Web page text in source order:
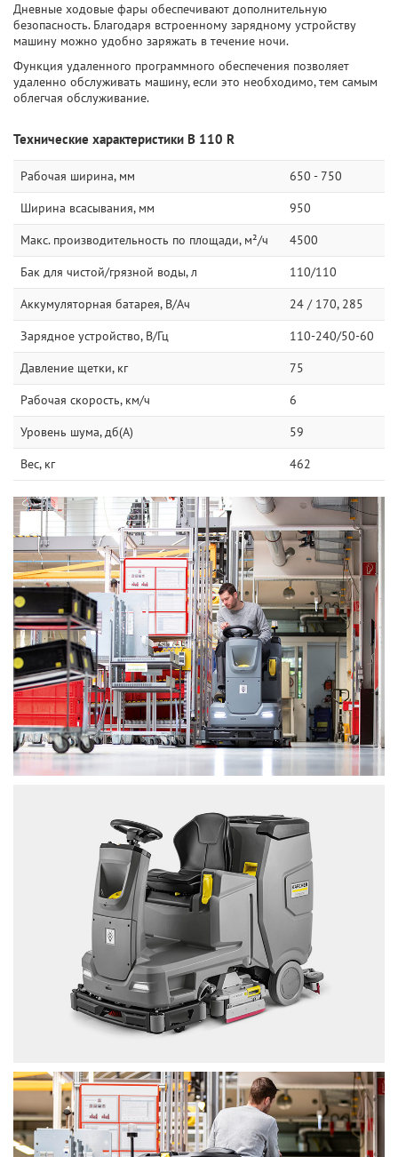
Дневные ходовые фары обеспечивают дополнительную
безопасность. Благодаря встроенному зарядному устройству
машину можно удобно заряжать в течение ночи.
Функция удаленного программного обеспечения позволяет
удаленно обслуживать машину, если это необходимо, тем самым
облегчая обслуживание.
Технические характеристики B 110 R
Рабочая ширина, мм
650 - 750
Ширина всасывания, мм
950
Макс. производительность по площади, м²/ч
4500
Бак для чистой/грязной воды, л
110/110
Аккумуляторная батарея, В/Ач
24 / 170, 285
Зарядное устройство, В/Гц
110-240/50-60
Давление щетки, кг
75
Рабочая скорость, км/ч
6
Уровень шума, дб(А)
59
Вес, кг
462